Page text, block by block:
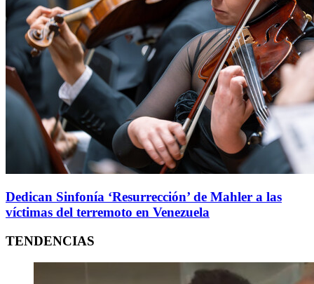
Dedican Sinfonía ‘Resurrección’ de Mahler a las
víctimas del terremoto en Venezuela
TENDENCIAS